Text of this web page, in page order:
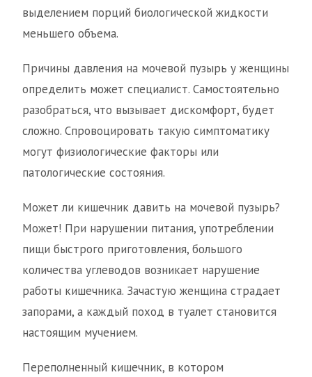
выделением порций биологической жидкости
меньшего объема.
Причины давления на мочевой пузырь у женщины
определить может специалист. Самостоятельно
разобраться, что вызывает дискомфорт, будет
сложно. Спровоцировать такую симптоматику
могут физиологические факторы или
патологические состояния.
Может ли кишечник давить на мочевой пузырь?
Может! При нарушении питания, употреблении
пищи быстрого приготовления, большого
количества углеводов возникает нарушение
работы кишечника. Зачастую женщина страдает
запорами, а каждый поход в туалет становится
настоящим мучением.
Переполненный кишечник, в котором